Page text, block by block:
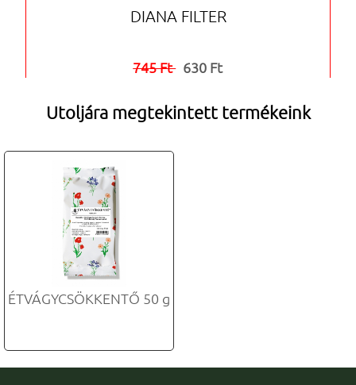
DIANA FILTER
745 Ft 630 Ft
Utoljára megtekintett termékeink
ÉTVÁGYCSÖKKENTŐ 50 g